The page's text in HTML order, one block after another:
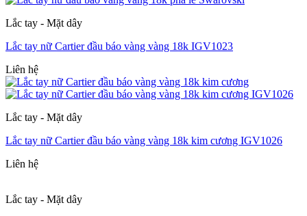
Lắc tay - Mặt dây
Lắc tay nữ Cartier đầu báo vàng vàng 18k IGV1023
Liên hệ
Lắc tay - Mặt dây
Lắc tay nữ Cartier đầu báo vàng vàng 18k kim cương IGV1026
Liên hệ
Lắc tay - Mặt dây